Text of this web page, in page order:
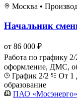
Москва •
Начальник
от 86 000 ₽
Работа по графику
оформление, ДМС,
График 2/2
От 1
образование
ПАО «Мосэнерго»